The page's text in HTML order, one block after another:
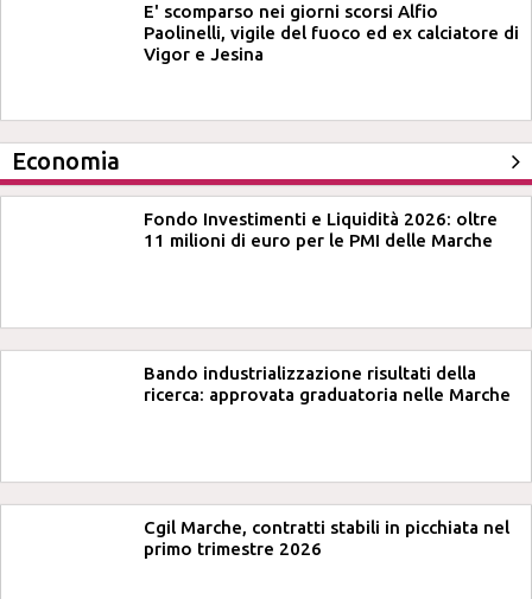
E' scomparso nei giorni scorsi Alfio
Paolinelli, vigile del fuoco ed ex calciatore di
Vigor e Jesina
Economia
Fondo Investimenti e Liquidità 2026: oltre
11 milioni di euro per le PMI delle Marche
Bando industrializzazione risultati della
ricerca: approvata graduatoria nelle Marche
Cgil Marche, contratti stabili in picchiata nel
primo trimestre 2026